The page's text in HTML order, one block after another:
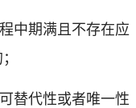
中期满且不存在应
替代性或者唯一性